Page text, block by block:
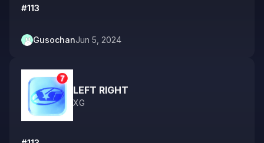
#113
GusochanJun 5, 2024
LEFT RIGHT
XG